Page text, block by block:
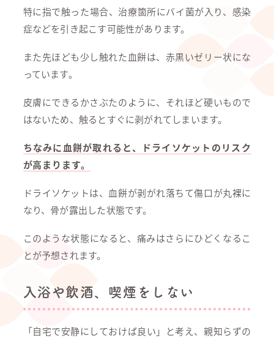
特に指で触った場合、治療箇所にバイ菌が入り、感染
症などを引き起こす可能性があります。
また先ほども少し触れた血餅は、赤黒いゼリー状にな
っています。
皮膚にできるかさぶたのように、それほど硬いもので
はないため、触るとすぐに剥がれてしまいます。
ちなみに血餅が取れると、ドライソケットのリスク
が高まります。
ドライソケットは、血餅が剥がれ落ちて傷口が丸裸に
なり、骨が露出した状態です。
このような状態になると、痛みはさらにひどくなるこ
とが予想されます。
入浴や飲酒、喫煙をしない
「自宅で安静にしておけば良い」と考え、親知らずの